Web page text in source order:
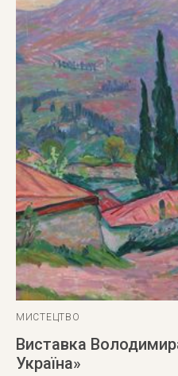
МИСТЕЦТВО
Виставка
Україна»